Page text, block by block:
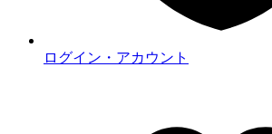
ログイン・アカウント